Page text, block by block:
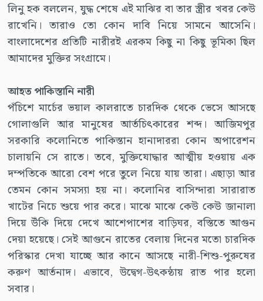
লিনু হক বললেন, যুদ্ধ শেষে এই মাঝির বা তার স্ত্রীর খবর কেউ
রাখেনি। তারাও তো কোন দাবি নিয়ে সামনে আসেনি।
বাংলাদেশের প্রতিটি নারীরই এরকম কিছু না কিছু ভূমিকা ছিল
আমাদের মুক্তির সংগ্রামে।
আহত পাকিস্তানি নারী
পঁচিশে মার্চের ভয়াল কালরাতে চারদিক থেকে ভেসে আসছে
গোলাগুলি আর মানুষের আর্তচিৎকারের শব্দ। আজিমপুর
সরকারি কলোনিতে পাকিস্তান হানাদাররা কোন অপারেশন
চালায়নি সে রাতে। তবে, মুক্তিযোদ্ধার আত্মীয় হওয়ায় এক
দম্পতিকে আরো বেশ পরে তুলে নিয়ে যায় তারা। এছাড়া আর
তেমন কোন সমস্যা হয় না। কলোনির বাসিন্দারা সারারাত
খাটের নিচে শুয়ে পার করে। মাঝে মাঝে কেউ কেউ জানালা
দিয়ে উঁকি দিয়ে দেখে আশেপাশের বাড়িঘর, বস্তিতে আগুন
দেয়া হয়েছে। সেই আগুনে রাতের বেলায় দিনের মতো চারদিক
পরিস্কার দেখা যাচ্ছে আর কানে আসছে নারী-শিশু-পুরুষের
করুণ আর্তনাদ। এভাবে, উদ্বেগ-উৎকন্ঠায় রাত পার হলো
সবার।